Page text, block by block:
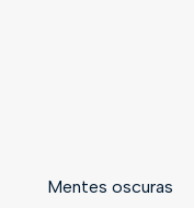
Mentes oscuras